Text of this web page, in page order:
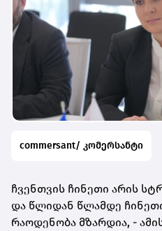
commersant/ კომერსანტი
ჩვენთვის ჩინეთი არის
და წლიდან წლამდე
რაოდენობა მზარდია, -